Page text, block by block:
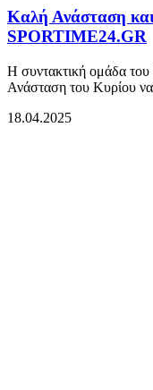
Καλή Ανάσταση
SPORTIME24.GR
Η συντακτική ομάδα
Ανάσταση του Κυρίου
18.04.2025